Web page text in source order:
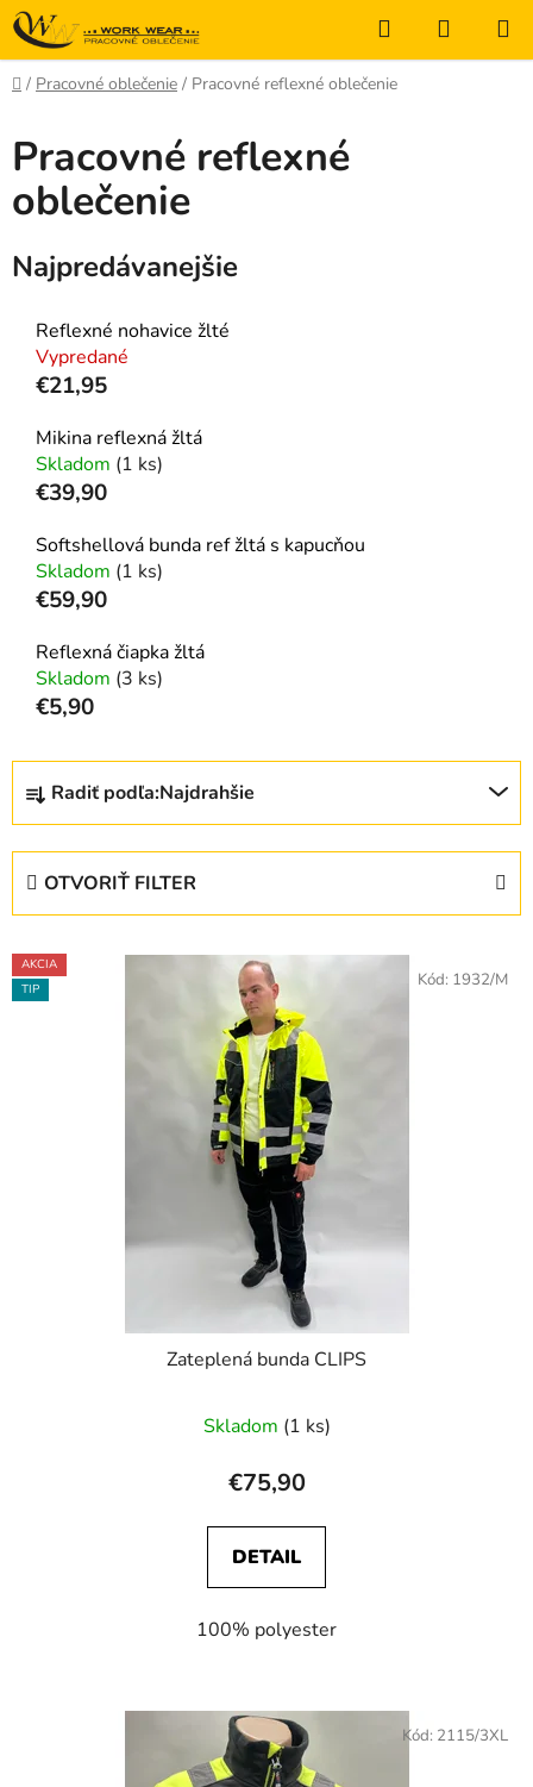
Prejsť
na
obsah
Hľadať
KOŠÍK
Domov
/ Pracovné oblečenie / Pracovné reflexné oblečenie
Pracovné reflexné
oblečenie
Najpredávanejšie
Reflexné nohavice žlté
Vypredané
€21,95
Mikina reflexná žltá
Skladom (1 ks)
€39,90
Softshellová bunda ref žltá s kapucňou
Skladom (1 ks)
€59,90
Reflexná čiapka žltá
Skladom (3 ks)
€5,90
R
d
e
p
Radiť podľa:Najdrahšie
OTVORIŤ FILTER
V
ý
AKCIA
TIP
Zateplená bunda CLIPS
Skladom (1 ks)
€75,90
DETAIL
100% polyester
Kód: 1932/M
Kód: 2115/3XL